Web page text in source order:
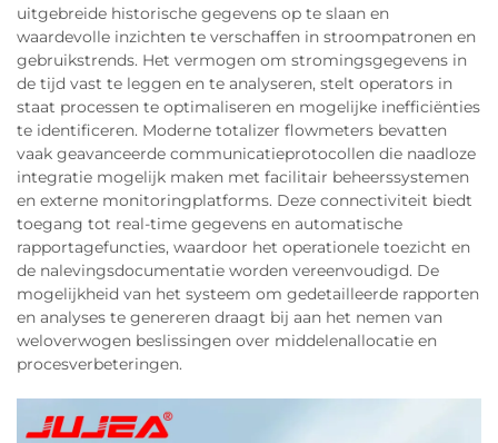
uitgebreide historische gegevens op te slaan en
waardevolle inzichten te verschaffen in stroompatronen en
gebruikstrends. Het vermogen om stromingsgegevens in
de tijd vast te leggen en te analyseren, stelt operators in
staat processen te optimaliseren en mogelijke inefficiënties
te identificeren. Moderne totalizer flowmeters bevatten
vaak geavanceerde communicatieprotocollen die naadloze
integratie mogelijk maken met facilitair beheerssystemen
en externe monitoringplatforms. Deze connectiviteit biedt
toegang tot real-time gegevens en automatische
rapportagefuncties, waardoor het operationele toezicht en
de nalevingsdocumentatie worden vereenvoudigd. De
mogelijkheid van het systeem om gedetailleerde rapporten
en analyses te genereren draagt bij aan het nemen van
weloverwogen beslissingen over middelenallocatie en
procesverbeteringen.